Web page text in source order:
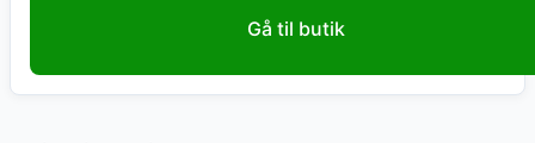
Gå til butik